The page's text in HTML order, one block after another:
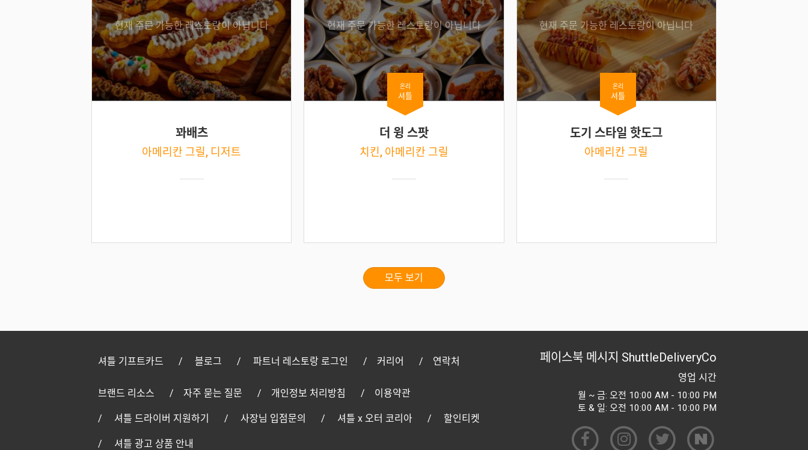
현재 주문 가능한 레스토랑이 아닙니다
꽈배츠
아메리칸 그릴, 디저트
현재 주문 가능한 레스토랑이 아닙니다
온리
셔틀
더 윙 스팟
치킨, 아메리칸 그릴
현재 주문 가능한 레스토랑이 아닙니다
온리
셔틀
도기 스타일 핫도그
아메리칸 그릴
모두 보기
셔틀 기프트카드 블로그 파트너 레스토랑 로그인 커리어 연락처
브랜드 리소스 자주 묻는 질문 개인정보 처리방침 이용약관
셔틀 드라이버 지원하기 사장님 입점문의 셔틀 x 오터 코리아 할인티켓
셔틀 광고 상품 안내
페이스북 메시지 ShuttleDeliveryCo
영업 시간
월 ~ 금: 오전 10:00 AM - 10:00 PM
토 & 일: 오전 10:00 AM - 10:00 PM